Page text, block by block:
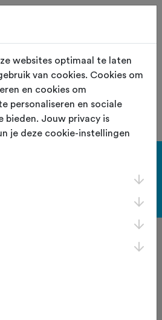
nummer "111028" is
gevonden.
3]
websites optimaal te laten
van cookies. Cookies om
en cookies om
personaliseren en sociale
bieden. Jouw privacy is
je deze cookie-instellingen